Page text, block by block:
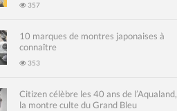
357
10 marques de montres japonaises à
connaître
353
Citizen célèbre les 40 ans de l’Aqualand,
la montre culte du Grand Bleu